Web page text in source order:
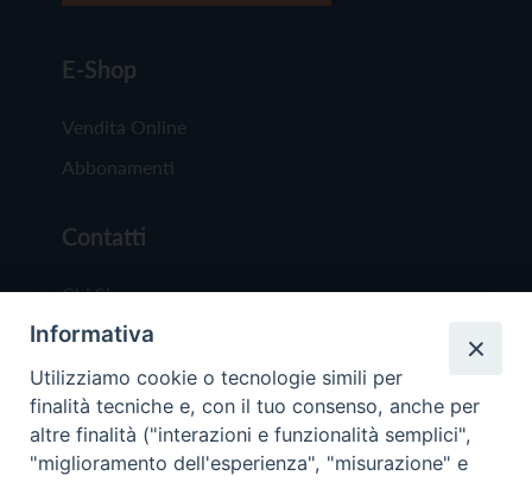
E-Shop
Vendita Online
Abbonamenti
Contatti
Chi Siamo
Redazione
Scrivici
Informativa
Utilizziamo cookie o tecnologie simili per
finalità tecniche e, con il tuo consenso, anche per
altre finalità ("interazioni e funzionalità semplici",
"miglioramento dell'esperienza", "misurazione" e